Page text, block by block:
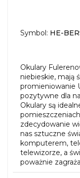
Symbol: HE-
Okulary
niebieskie, mają
promieniowanie
pozytywne dla
Okulary są
zdecydowanie
nas sztuczne
komputerem,
telewizorze, a
poważnie